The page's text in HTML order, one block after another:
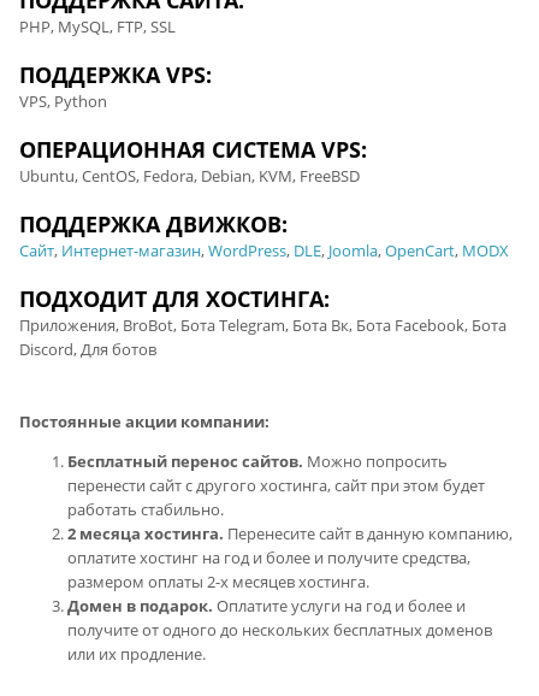
PHP, MySQL, FTP, SSL
ПОДДЕРЖКА VPS:
VPS, Python
ОПЕРАЦИОННАЯ СИСТЕМА VPS:
Ubuntu, CentOS, Fedora, Debian, KVM, FreeBSD
ПОДДЕРЖКА ДВИЖКОВ:
Сайт, Интернет-магазин,WordPress, DLE, Joomla,OpenCart, MODX
ПОДХОДИТ ДЛЯ ХОСТИНГА:
Приложения, BroBot, Бота Telegram, Бота Вк, Бота Facebook, Бота
Discord, Для ботов
Постоянные акции компании:
Бесплатный перенос сайтов. Можно попросить
перенести сайт с другого хостинга, сайт при этом будет
работать стабильно.
2 месяца хостинга. Перенесите сайт в данную компанию,
оплатите хостинг на год и более и получите средства,
размером оплаты 2-х месяцев хостинга.
Домен в подарок. Оплатите услуги на год и более и
получите от одного до нескольких бесплатных доменов
или их продление.